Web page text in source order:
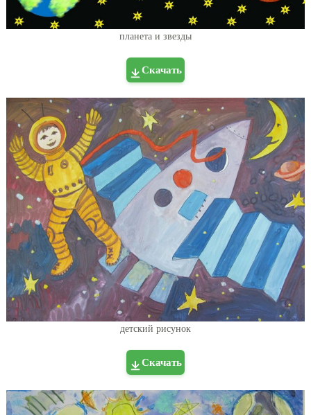
планета и звезды
Скачать
детский рисунок
Скачать